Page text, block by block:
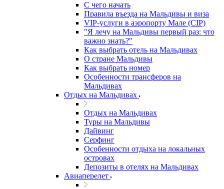
С чего начать
Правила въезда на Мальдивы и виза
VIP-услуги в аэропорту Мале (CIP)
"Я лечу на Мальдивы первый раз: что
важно знать?"
Как выбрать отель на Мальдивах
О стране Мальдивы
Как выбрать номер
Особенности трансферов на
Мальдивах
Отдых на Мальдивах
Отдых на Мальдивах
Туры на Мальдивы
Дайвинг
Серфинг
Особенности отдыха на локальных
островах
Депозиты в отелях на Мальдивах
Авиаперелет